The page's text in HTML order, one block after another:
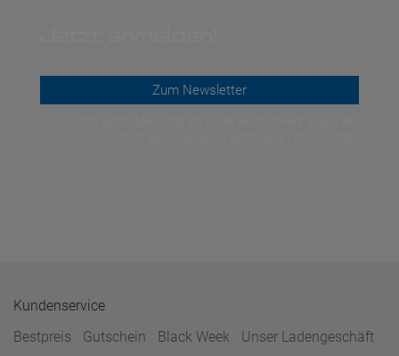
Zum Newsletter
Kundenservice
Bestpreis
Gutschein Black Week
Unser Ladengeschäft